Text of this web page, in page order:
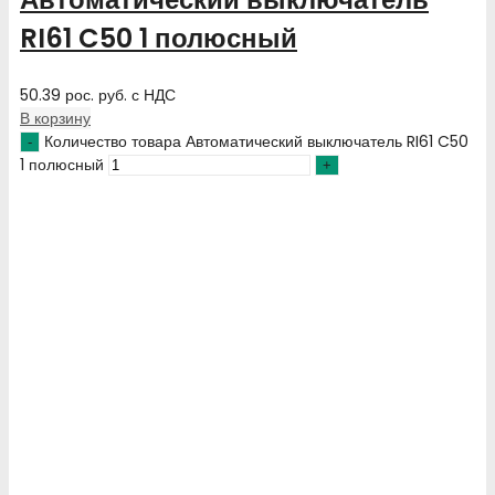
RI61 C50 1 полюсный
50.39 рос. руб. с НДС
В корзину
Количество товара Автоматический выключатель RI61 C50
1 полюсный